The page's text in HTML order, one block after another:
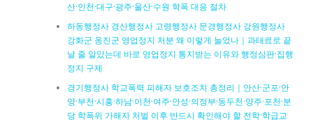
산·인천·대구·광주·울산·수원 학폭 대응 절차
하동행정사 경산행정사 고령행정사 문경행정사 강원행정사
강화군 옹진군 영업정지 처분 왜 이렇게 늘었나｜과태료로 끝
날 줄 알았는데 바로 영업정지 통지받는 이유와 행정심판·집행
정지 구제
경기행정사 학교폭력 피해자 보호조치 총정리｜안산·군포·안
양·부천·시흥·하남·이천·여주·안성·의정부·동두천·양주·포천·분
당 학폭위 가해자 처벌 이후 반드시 확인해야 할 전학·학급교